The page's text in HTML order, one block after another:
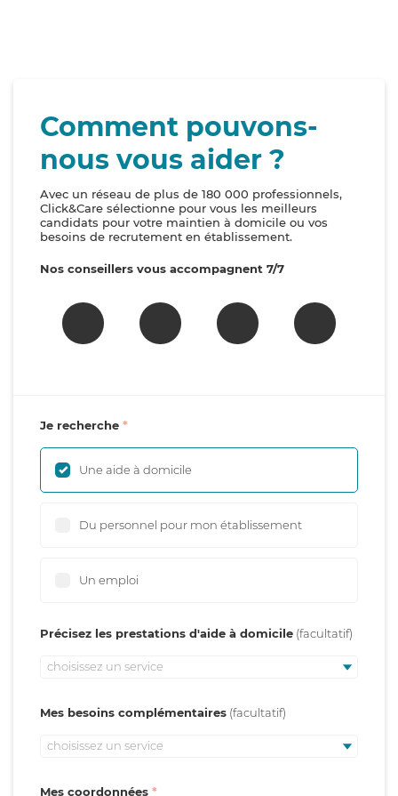
Comment pouvons-
nous vous aider ?
Avec un réseau de plus de 180 000 professionnels,
Click&Care sélectionne pour vous les meilleurs
candidats pour votre maintien à domicile ou vos
besoins de recrutement en établissement.
Nos conseillers vous accompagnent 7/7
Je recherche
Une aide à domicile
Du personnel pour mon établissement
Un emploi
Précisez les prestations d'aide à domicile
choisissez un service
Mes besoins complémentaires
choisissez un service
Mes coordonnées